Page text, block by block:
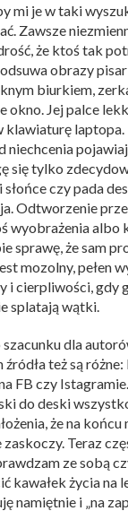
mi je w taki
Zawsze
że ktoś tak
obrazy
biurkiem,
okno. Jej palce
klawiaturę laptopa.
niechcenia
się tylko
czy pada
Odtworzenie
wyobrażenia albo
sprawę, że sam
mozolny, pełen
i cierpliwości, gdy
splatają wątki.
dla
też są
FB czy
do deski
że na końcu
zaskoczy. Teraz
ze sobą
kawałek życia na
namiętnie i „na